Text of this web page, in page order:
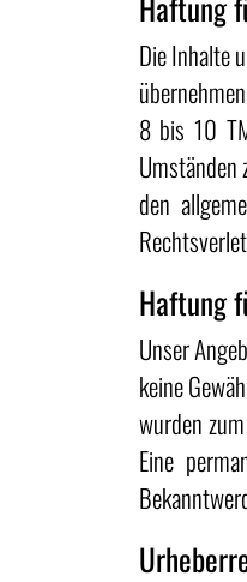
Die Inhalte
8 bis 10
den
Haftung
Unser
keine
wurden
Eine